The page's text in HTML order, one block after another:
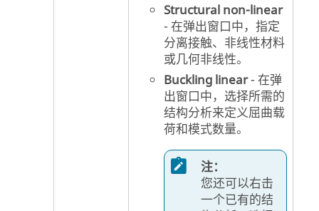
Structural non-linear
- 在弹出窗口中，指定
分离接触、非线性材料
或几何非线性。
Buckling linear- 在弹
出窗口中，选择所需的
结构分析来定义屈曲载
荷和模式数量。
注：
您还可以右击
一个已有的结